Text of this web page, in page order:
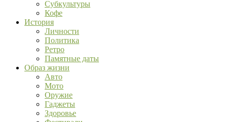
Субкультуры
Кофе
История
Личности
Политика
Ретро
Памятные даты
Образ жизни
Авто
Мото
Оружие
Гаджеты
Здоровье